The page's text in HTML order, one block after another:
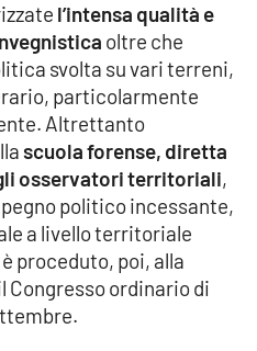
l’intensa qualità e
oltre che
svolta su vari terreni,
particolarmente
Altrettanto
scuola forense, diretta
osservatori territoriali,
politico incessante,
a livello territoriale
proceduto, poi, alla
Congresso ordinario di